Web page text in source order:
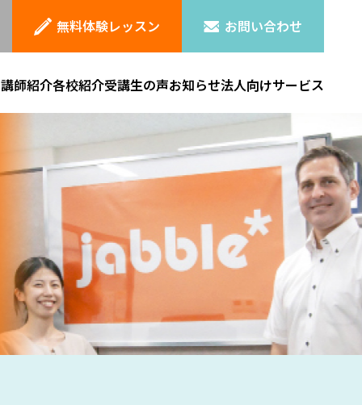
無料体験レッスン お問い合わせ
講師紹介各校紹介受講生の声お知らせ法人向けサービス